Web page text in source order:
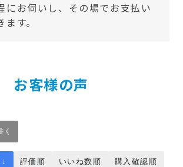
にお伺いし、その場でお支払い
す。
お客様の声
く
評価順 いいね数順 購入確認順